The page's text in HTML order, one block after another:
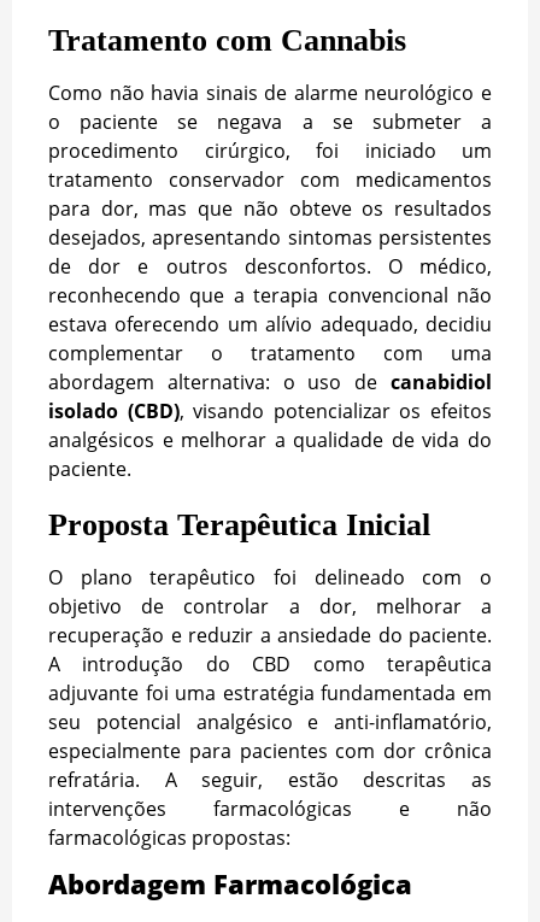
Tratamento com Cannabis
Como não havia sinais de alarme neurológico e
o paciente se negava a se submeter a
procedimento cirúrgico, foi iniciado um
tratamento conservador com medicamentos
para dor, mas que não obteve os resultados
desejados, apresentando sintomas persistentes
de dor e outros desconfortos. O médico,
reconhecendo que a terapia convencional não
estava oferecendo um alívio adequado, decidiu
complementar o tratamento com uma
abordagem alternativa: o uso de canabidiol
isolado (CBD), visando potencializar os efeitos
analgésicos e melhorar a qualidade de vida do
paciente.
Proposta Terapêutica Inicial
O plano terapêutico foi delineado com o
objetivo de controlar a dor, melhorar a
recuperação e reduzir a ansiedade do paciente.
A introdução do CBD como terapêutica
adjuvante foi uma estratégia fundamentada em
seu potencial analgésico e anti-inflamatório,
especialmente para pacientes com dor crônica
refratária. A seguir, estão descritas as
intervenções farmacológicas e não
farmacológicas propostas:
Abordagem Farmacológica